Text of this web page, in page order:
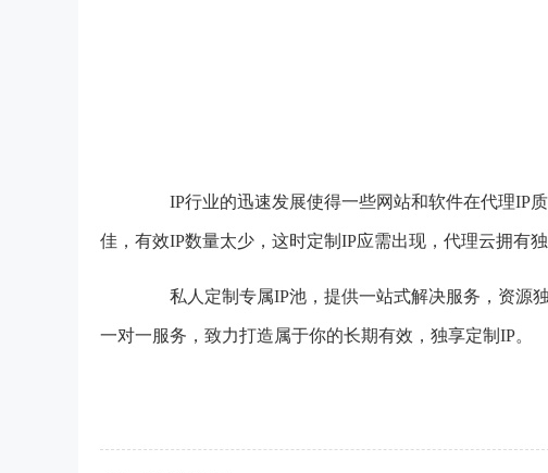
IP行业的迅速发展使得一些网站和软件在代理IP
佳，有效IP数量太少，这时定制IP应需出现，代理云拥有独
私人定制专属IP池，提供一站式解决服务，资源
一对一服务，致力打造属于你的长期有效，独享定制IP。